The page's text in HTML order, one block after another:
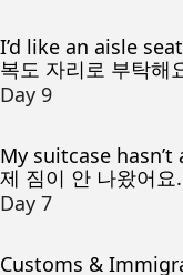
I’d like an aisle
복도 자리로 부탁해
Day 9
My suitcase hasn’t
제 짐이 안 나왔어요.
Day 7
Customs &